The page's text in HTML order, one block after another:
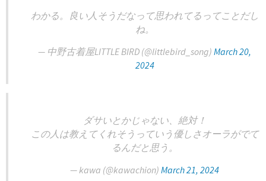
わかる。良い人そうだなって思われてるってことだし
ね。
— 中野古着屋LITTLE BIRD (@littlebird_song) March 20,
2024
ダサいとかじゃない、絶対！
この人は教えてくれそうっていう優しさオーラがでて
るんだと思う。
— kawa (@kawachion) March 21, 2024